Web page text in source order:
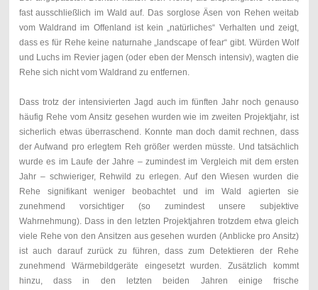
fast ausschließlich im Wald auf. Das sorglose Äsen von Rehen weitab
vom Waldrand im Offenland ist kein „natürliches“ Verhalten und zeigt,
dass es für Rehe keine naturnahe „landscape of fear“ gibt. Würden Wolf
und Luchs im Revier jagen (oder eben der Mensch intensiv), wagten die
Rehe sich nicht vom Waldrand zu entfernen.
Dass trotz der intensivierten Jagd auch im fünften Jahr noch genauso
häufig Rehe vom Ansitz gesehen wurden wie im zweiten Projektjahr, ist
sicherlich etwas überraschend. Konnte man doch damit rechnen, dass
der Aufwand pro erlegtem Reh größer werden müsste. Und tatsächlich
wurde es im Laufe der Jahre – zumindest im Vergleich mit dem ersten
Jahr – schwieriger, Rehwild zu erlegen. Auf den Wiesen wurden die
Rehe signifikant weniger beobachtet und im Wald agierten sie
zunehmend vorsichtiger (so zumindest unsere subjektive
Wahrnehmung). Dass in den letzten Projektjahren trotzdem etwa gleich
viele Rehe von den Ansitzen aus gesehen wurden (Anblicke pro Ansitz)
ist auch darauf zurück zu führen, dass zum Detektieren der Rehe
zunehmend Wärmebildgeräte eingesetzt wurden. Zusätzlich kommt
hinzu, dass in den letzten beiden Jahren einige frische